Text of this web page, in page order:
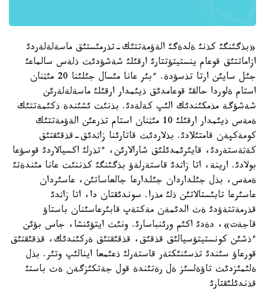
«بذگئنگئ كذنئ ةلدةگئ الةؤمةتتئك-تذرمئستئق ماسةلةلةردئ
ازاماتتئق قوعام ينستيتؤتتارئ ارقئلئ شةشؤدئث ذلةس سالماعئ
جئل سايئن ارتا تذسؤدة. ءبئر عانا مئسال جئلئنا 20 مئثنان
استام ةلوردا حالقئ قوعامدئق ذيئمدار ارقئلئ ماسةلةلةرئن
شةشؤگة مذمكئندئك الئپ كةلةدئ. بذنئث ئشئندة ذكئمةتتئك
ةمةس ذيئمدار ارقئلئ 10 مئثنان استام تذرعئن الةؤمةتتئك
كومةكپةن قامتئلادئ. بذلاردئث قاتارئنا زاثدئق-قذقئقتئق
كةثةستةردئ، قايئرئمدئلئق شارالارئن، ءتذرلئ اكسيالاردئ قوسؤعا
بولادئ. ارينة، اتا زاثدئ قاستةرلةؤ بذگئنگئ كذننئث عانا مئندةتئ
ةمةس، بذل جئلداردان جئلدارعا جالعاساتئن، عاسئردان
عاسئرعا تابئستالاتئن ذلئ مذرا. سوندئقتان دا، اتا زاثدئ
قذرمةتتةؤدئ ةث الدئمةن مةكتةپ قابئرعاسئنان باستاؤ
قاجةت»، دةدئ اكئم ورئنباسارئ. ونئث ايتؤئنشا، جاس بؤئن
ءذشئن كونستيتؤسيالئق قذقئق، قذقئقتئق ةركئندئك، قذقئقتئق
قورعاؤ سئندئ تذسئنئكتةر قاستةرلئ ذعئمعا اينالئپ وتئر. بذل
ةلئمئزدئث تاؤةلسئز ةل رةتئندة قول جةتكئزگةن ةث باستئ
قذندئلئقتارئ